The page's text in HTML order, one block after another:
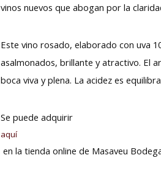
vinos nuevos que abogan por la
Este vino rosado, elaborado con uva
asalmonados, brillante y atractivo. El
boca viva y plena. La acidez es
Se puede adquirir
aquí
en la tienda online de Masaveu